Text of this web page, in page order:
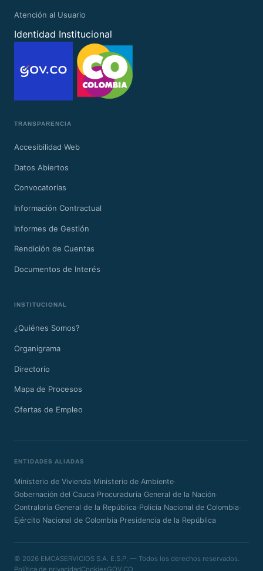
Atención al Usuario
Identidad Institucional
TRANSPARENCIA
Accesibilidad Web
Datos Abiertos
Convocatorias
Información Contractual
Informes de Gestión
Rendición de Cuentas
Documentos de Interés
INSTITUCIONAL
¿Quiénes Somos?
Organigrama
Directorio
Mapa de Procesos
Ofertas de Empleo
ENTIDADES ALIADAS
Ministerio de Vivienda·Ministerio de Ambiente·
Gobernación del Cauca·Procuraduría General de la Nación·
Contraloría General de la República·Policía Nacional de Colombia·
Ejército Nacional de Colombia·Presidencia de la República
© 2026 EMCASERVICIOS S.A. E.S.P. — Todos los derechos reservados.